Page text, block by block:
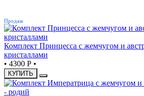
Продаж
Комплект Принцесса с жемчугом и
кристаллами
• 4300 Р •
КУПИТЬ